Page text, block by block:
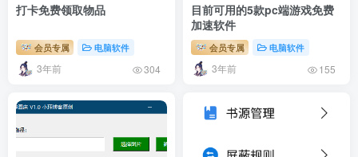
打卡免费领取物品
会员专属 电脑软件
3年前 304
目前可用的5款pc端游戏免费
加速软件
会员专属 电脑软件
3年前 155